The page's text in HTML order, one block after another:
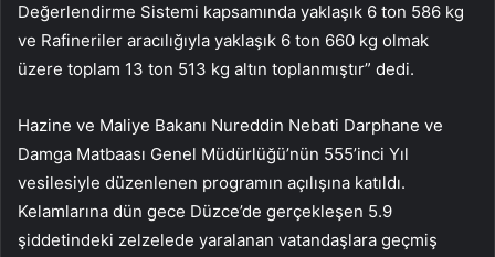
Değerlendirme Sistemi kapsamında yaklaşık 6 ton 586 kg
ve Rafineriler aracılığıyla yaklaşık 6 ton 660 kg olmak
üzere toplam 13 ton 513 kg altın toplanmıştır” dedi.
Hazine ve Maliye Bakanı Nureddin Nebati Darphane ve
Damga Matbaası Genel Müdürlüğü’nün 555’inci Yıl
vesilesiyle düzenlenen programın açılışına katıldı.
Kelamlarına dün gece Düzce’de gerçekleşen 5.9
şiddetindeki zelzelede yaralanan vatandaşlara geçmiş